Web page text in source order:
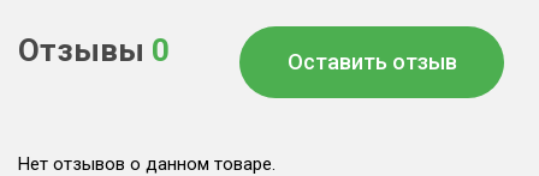
Отзывы 0 Оставить отзыв
Нет отзывов о данном товаре.